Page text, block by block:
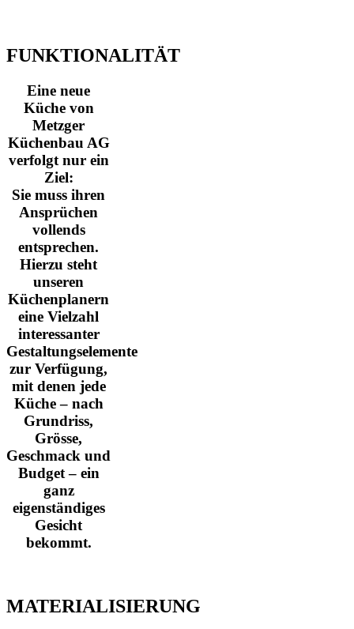
FUNKTIONALITÄT
Eine neue
Küche von
Metzger
Küchenbau AG
verfolgt nur ein
Ziel:
Sie muss ihren
Ansprüchen
vollends
entsprechen.
Hierzu steht
unseren
Küchenplanern
eine Vielzahl
interessanter
Gestaltungselemente
zur Verfügung,
mit denen jede
Küche – nach
Grundriss,
Grösse,
Geschmack und
Budget – ein
ganz
eigenständiges
Gesicht
bekommt.
MATERIALISIERUNG